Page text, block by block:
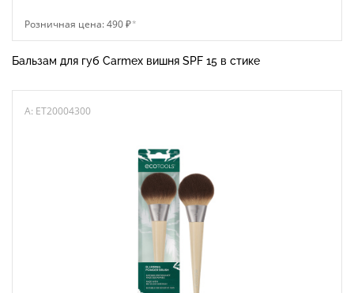
Розничная цена: 490 ₽*
Бальзам для губ Carmex вишня SPF 15 в стике
A: ET20004300